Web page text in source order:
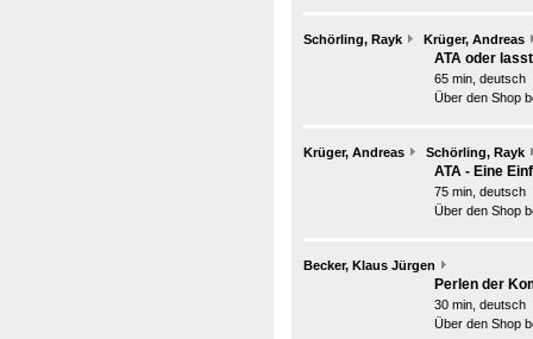
Schörling, Rayk Krüger, Andreas
ATA oder
65 min, deutsch
Über den Shop
Krüger, Andreas Schörling, Rayk
ATA - Eine
75 min, deutsch
Über den Shop
Becker, Klaus Jürgen
Perlen der
30 min, deutsch
Über den Shop